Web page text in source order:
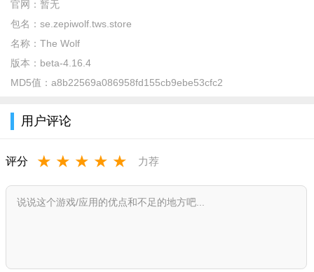
官网： 暂无
包名： se.zepiwolf.tws.store
名称： The Wolf
版本： beta-4.16.4
MD5值： a8b22569a086958fd155cb9ebe53cfc2
用户评论
评分 ★ ★ ★ ★ ★ 力荐